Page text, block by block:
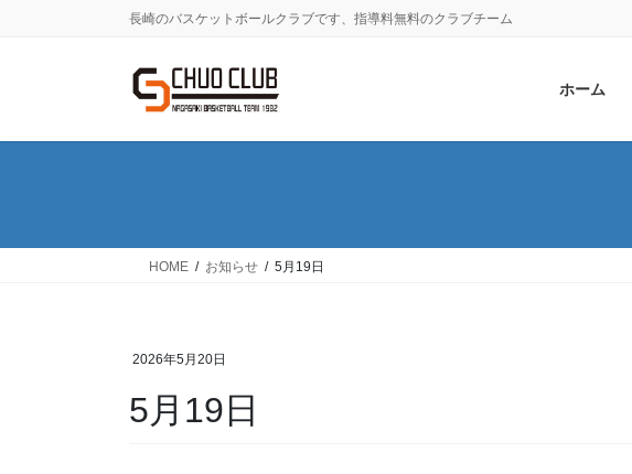
に
ョ
動
長崎のバスケットボールクラブです、指導料無料のクラブチーム
ホーム
HOME お知らせ 5月19日
2026年5月20日
5月19日